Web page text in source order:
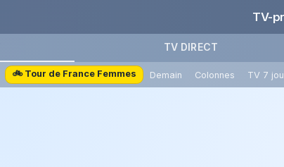
TV-
TV DIRECT
🚲 Tour de France Femmes Demain Colonnes TV 7